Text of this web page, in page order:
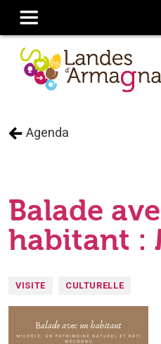
Agenda
Balade
habitant :
VISITE CULTURELLE